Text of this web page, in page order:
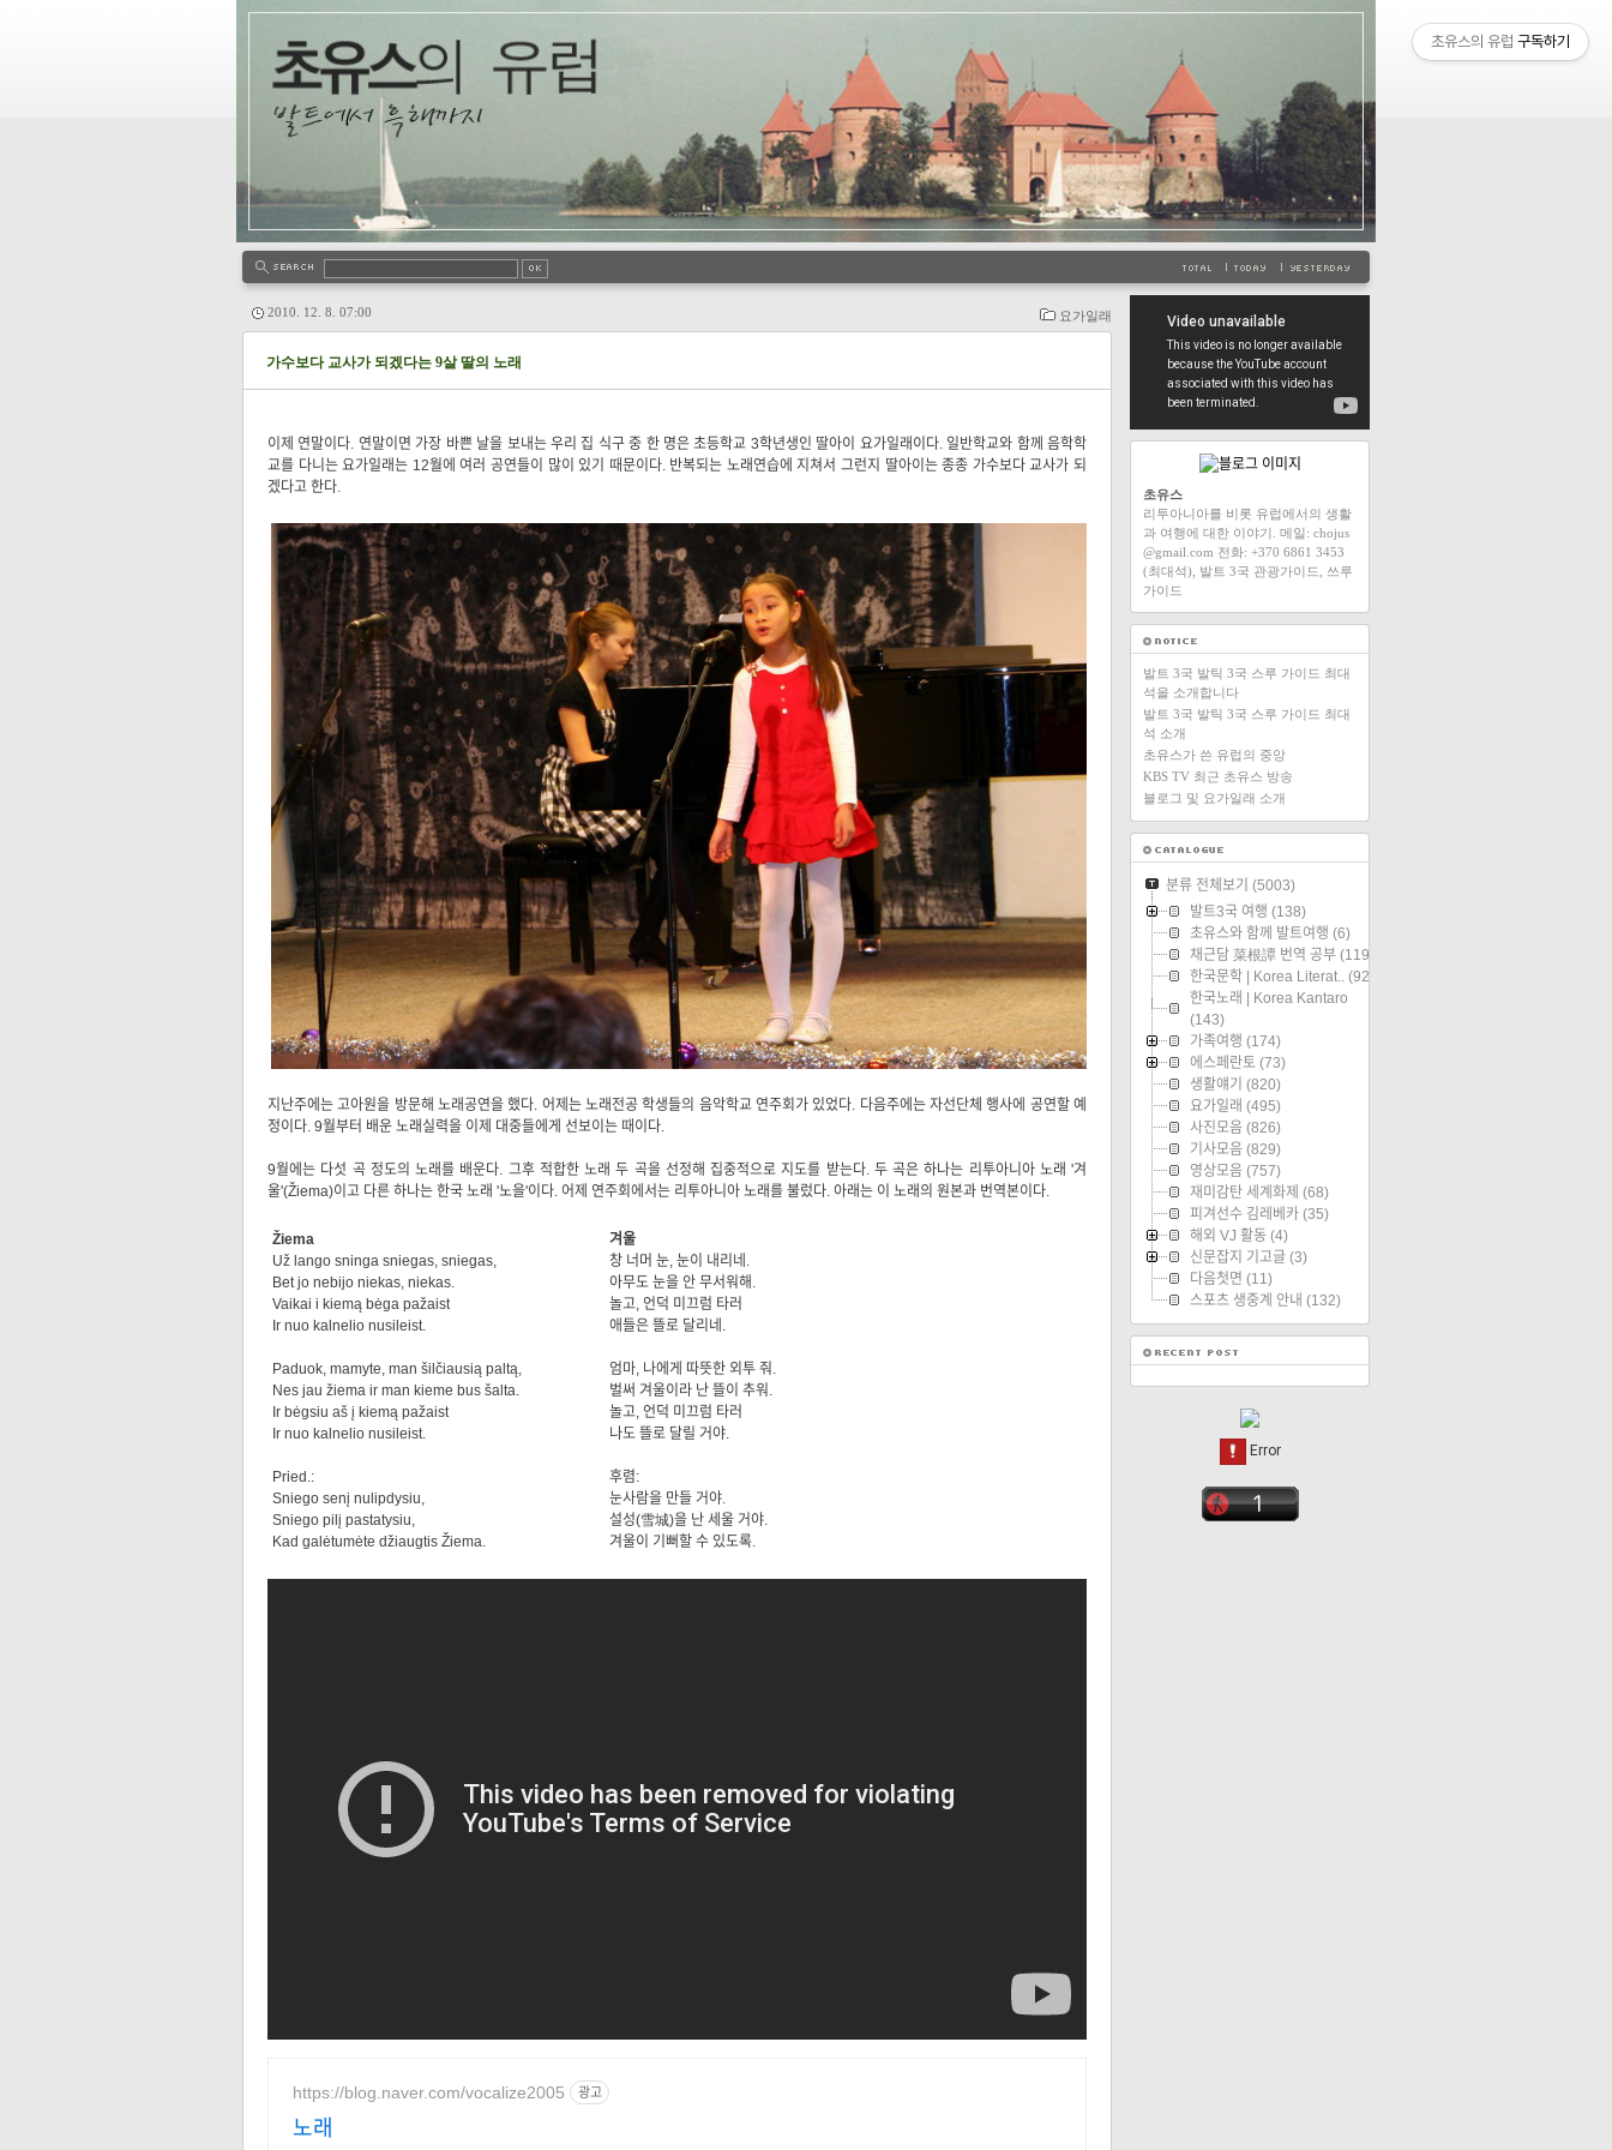
요가일래
2010. 12. 8. 07:00
가수보다 교사가 되겠다는 9살 딸의 노래
이제 연말이다. 연말이면 가장 바쁜 날을 보내는 우리 집 식구 중 한 명은 초등학교 3학년생인 딸아이 요가일래이다. 일반학교와 함께 음학학
교를 다니는 요가일래는 12월에 여러 공연들이 많이 있기 때문이다. 반복되는 노래연습에 지쳐서 그런지 딸아이는 종종 가수보다 교사가 되
겠다고 한다.
지난주에는 고아원을 방문해 노래공연을 했다. 어제는 노래전공 학생들의 음악학교 연주회가 있었다. 다음주에는 자선단체 행사에 공연할 예
정이다. 9월부터 배운 노래실력을 이제 대중들에게 선보이는 때이다.
9월에는 다섯 곡 정도의 노래를 배운다. 그후 적합한 노래 두 곡을 선정해 집중적으로 지도를 받는다. 두 곡은 하나는 리투아니아 노래 '겨
울'(Žiema)이고 다른 하나는 한국 노래 '노을'이다. 어제 연주회에서는 리투아니아 노래를 불렀다. 아래는 이 노래의 원본과 번역본이다.
Žiema
Už lango sninga sniegas, sniegas,
Bet jo nebijo niekas, niekas.
Vaikai i kiemą bėga pažaist
Ir nuo kalnelio nusileist.
Paduok, mamyte, man šilčiausią paltą,
Nes jau žiema ir man kieme bus šalta.
Ir bėgsiu aš į kiemą pažaist
Ir nuo kalnelio nusileist.
Pried.:
Sniego senį nulipdysiu,
Sniego pilį pastatysiu,
Kad galėtumėte džiaugtis Žiema.
겨울
창 너머 눈, 눈이 내리네.
아무도 눈을 안 무서워해.
놀고, 언덕 미끄럼 타러
애들은 뜰로 달리네.
엄마, 나에게 따뜻한 외투 줘.
벌써 겨울이라 난 뜰이 추워.
놀고, 언덕 미끄럼 타러
나도 뜰로 달릴 거야.
후렴:
눈사람을 만들 거야.
설성(雪城)을 난 세울 거야.
겨울이 기뻐할 수 있도록.
https://blog.naver.com/vocalize2005 광고
노래
초유스
리투아니아를 비롯 유럽에서의 생활
과 여행에 대한 이야기. 메일: chojus
@gmail.com 전화: +370 6861 3453
(최대석), 발트 3국 관광가이드, 쓰루
가이드
발트 3국 발틱 3국 스루 가이드 최대
석을 소개합니다
발트 3국 발틱 3국 스루 가이드 최대
석 소개
초유스가 쓴 유럽의 중앙
KBS TV 최근 초유스 방송
블로그 및 요가일래 소개
분류 전체보기 (5003)
발트3국 여행 (138)
초유스와 함께 발트여행 (6)
채근담 菜根譚 번역 공부 (119)
한국문학 | Korea Literat.. (92)
한국노래 | Korea Kantaro
(143)
가족여행 (174)
에스페란토 (73)
생활얘기 (820)
요가일래 (495)
사진모음 (826)
기사모음 (829)
영상모음 (757)
재미감탄 세계화제 (68)
피겨선수 김레베카 (35)
해외 VJ 활동 (4)
신문잡지 기고글 (3)
다음첫면 (11)
스포츠 생중계 안내 (132)
초유스의 유럽 구독하기